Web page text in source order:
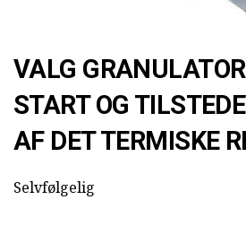
VALG
START OG
AF DET TERMISKE
Selvfølgelig